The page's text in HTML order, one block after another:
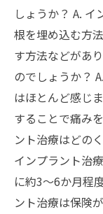
しょうか？ A.
根を埋め込む方
す方法などがあ
のでしょうか？
はほとんど感じ
することで痛み
ント治療はどの
インプラント治
に約3～6か月程
ント治療は保険